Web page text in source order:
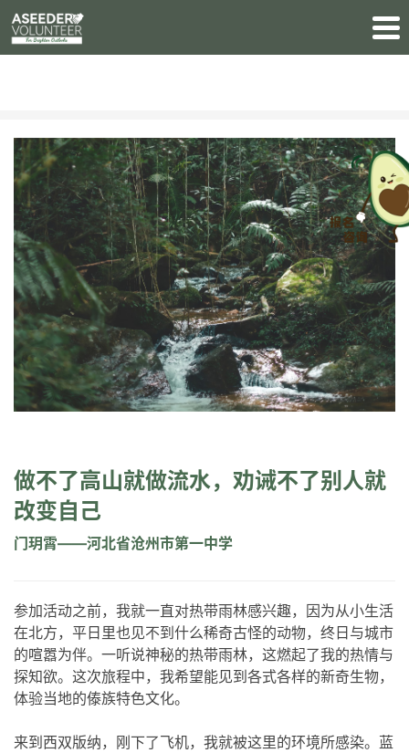
做不了高山就做流水，劝诫不了别人就
改变自己
门玥霄——河北省沧州市第一中学
参加活动之前，我就一直对热带雨林感兴趣，因为从小生活
在北方，平日里也见不到什么稀奇古怪的动物，终日与城市
的喧嚣为伴。一听说神秘的热带雨林，这燃起了我的热情与
探知欲。这次旅程中，我希望能见到各式各样的新奇生物，
体验当地的傣族特色文化。
来到西双版纳，刚下了飞机，我就被这里的环境所感染。蓝